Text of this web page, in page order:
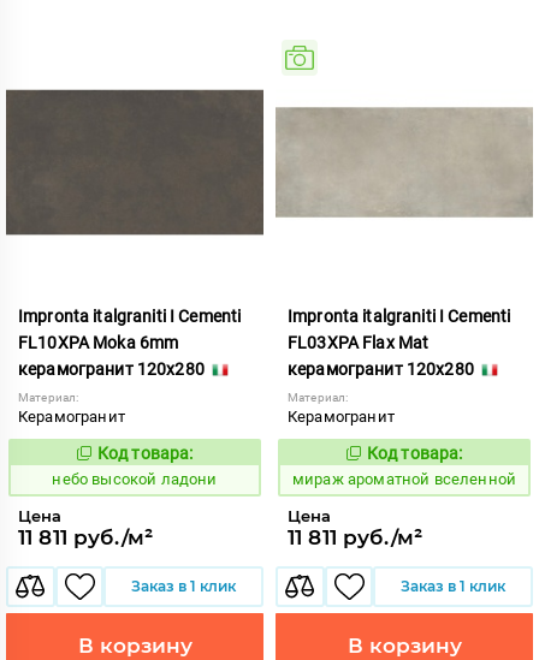
Impronta italgraniti I Cementi
FL10XPA Moka 6mm
керамогранит 120x280
Материал:
Керамогранит
1111417
Код товара:
небо высокой ладони
Цена
11 811 руб./м²
Заказ в 1 клик
В корзину
Impronta italgraniti I Cementi
FL03XPA Flax Mat
керамогранит 120x280
Материал:
Керамогранит
984638
Код товара:
мираж ароматной вселенной
Цена
11 811 руб./м²
Заказ в 1 клик
В корзину